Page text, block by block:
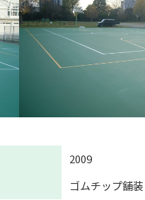
2009
ゴムチップ舗装